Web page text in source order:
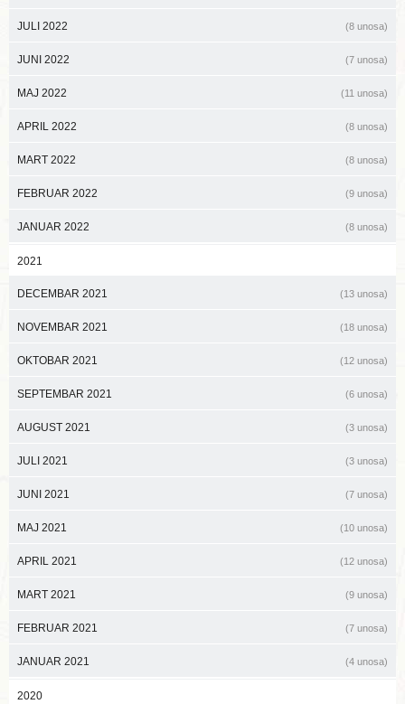
JULI 2022 (8 unosa)
JUNI 2022 (7 unosa)
MAJ 2022 (11 unosa)
APRIL 2022 (8 unosa)
MART 2022 (8 unosa)
FEBRUAR 2022 (9 unosa)
JANUAR 2022 (8 unosa)
2021
DECEMBAR 2021 (13 unosa)
NOVEMBAR 2021 (18 unosa)
OKTOBAR 2021 (12 unosa)
SEPTEMBAR 2021 (6 unosa)
AUGUST 2021 (3 unosa)
JULI 2021 (3 unosa)
JUNI 2021 (7 unosa)
MAJ 2021 (10 unosa)
APRIL 2021 (12 unosa)
MART 2021 (9 unosa)
FEBRUAR 2021 (7 unosa)
JANUAR 2021 (4 unosa)
2020